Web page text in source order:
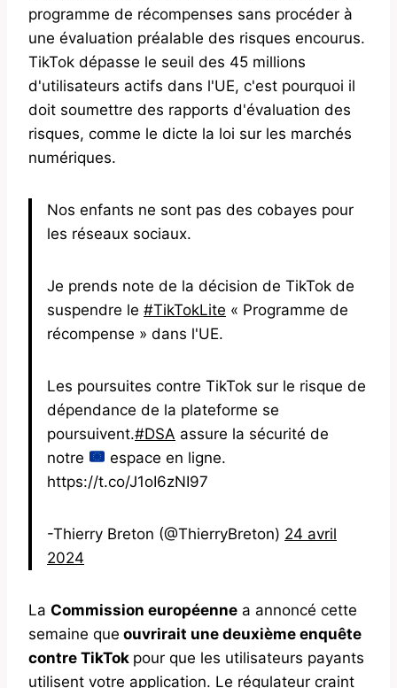
programme de récompenses sans procéder à
une évaluation préalable des risques encourus.
TikTok dépasse le seuil des 45 millions
d'utilisateurs actifs dans l'UE, c'est pourquoi il
doit soumettre des rapports d'évaluation des
risques, comme le dicte la loi sur les marchés
numériques.
Nos enfants ne sont pas des cobayes pour
les réseaux sociaux.
Je prends note de la décision de TikTok de
suspendre le #TikTokLite « Programme de
récompense » dans l'UE.
Les poursuites contre TikTok sur le risque de
dépendance de la plateforme se
poursuivent.#DSA assure la sécurité de
notre
espace en ligne.
https://t.co/J1oI6zNI97
-Thierry Breton (@ThierryBreton) 24 avril
2024
La Commission européenne a annoncé cette
semaine que ouvrirait une deuxième enquête
contre TikTok pour que les utilisateurs payants
utilisent votre application. Le régulateur craint